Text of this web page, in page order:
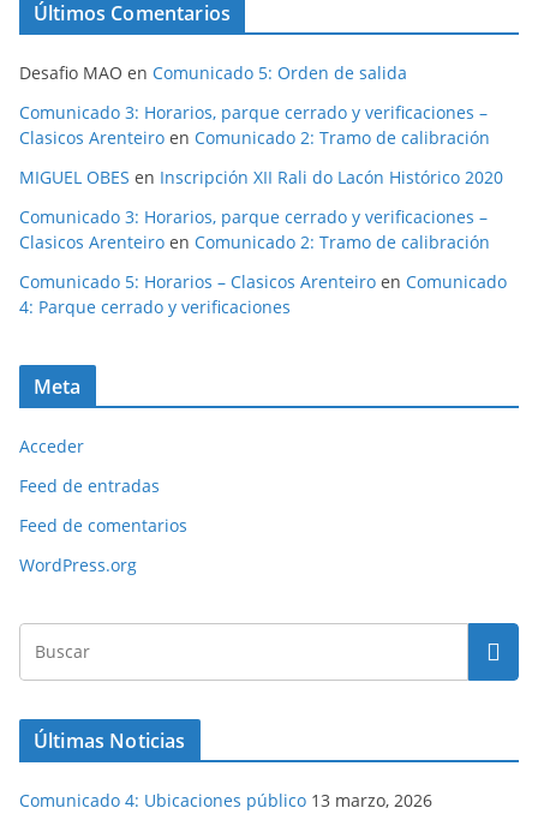
Últimos Comentarios
Desafio MAO en Comunicado 5: Orden de salida
Comunicado 3: Horarios, parque cerrado y verificaciones –
Clasicos Arenteiro en Comunicado 2: Tramo de calibración
MIGUEL OBES en Inscripción XII Rali do Lacón Histórico 2020
Comunicado 3: Horarios, parque cerrado y verificaciones –
Clasicos Arenteiro en Comunicado 2: Tramo de calibración
Comunicado 5: Horarios – Clasicos Arenteiro en Comunicado
4: Parque cerrado y verificaciones
Meta
Acceder
Feed de entradas
Feed de comentarios
WordPress.org
Últimas Noticias
Comunicado 4: Ubicaciones público 13 marzo, 2026